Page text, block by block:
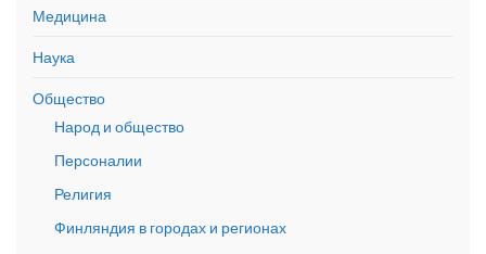
Медицина
Наука
Общество
Народ и общество
Персоналии
Религия
Финляндия в городах и регионах